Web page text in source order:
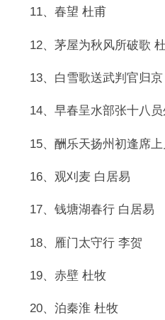
11、春望 杜甫
12、茅屋为秋风所破歌
13、白雪歌送武判官归
14、早春呈水部张十八
15、酬乐天扬州初逢席
16、观刈麦 白居易
17、钱塘湖春行 白居易
18、雁门太守行 李贺
19、赤壁 杜牧
20、泊秦淮 杜牧